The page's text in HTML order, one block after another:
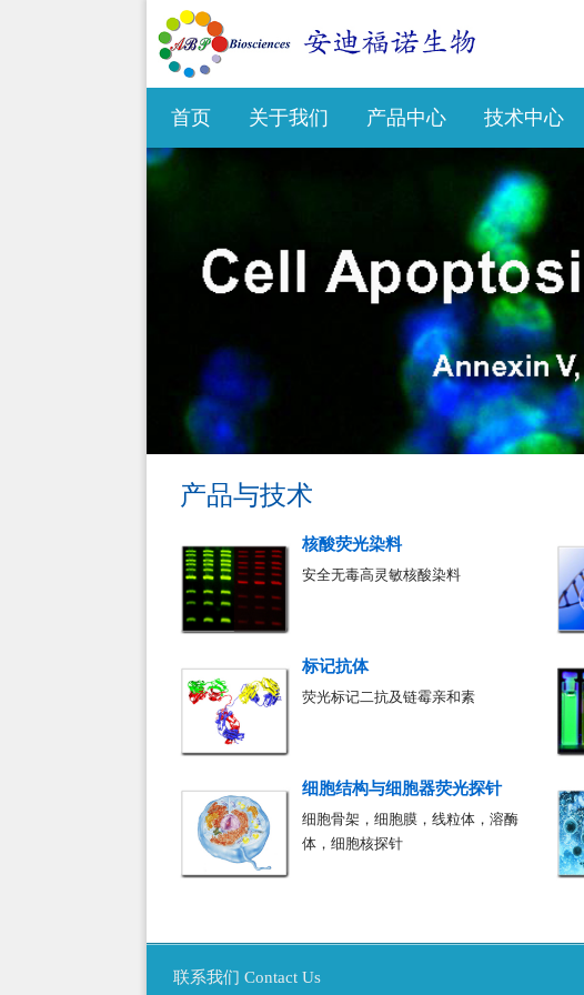
首页 关于我们 产品中心 技术中心
产品与技术
核酸荧光染料
安全无毒高灵敏核酸染料
标记抗体
荧光标记二抗及链霉亲和素
细胞结构与细胞器荧光探针
细胞骨架，细胞膜，线粒体，溶酶
体，细胞核探针
联系我们 Contact Us